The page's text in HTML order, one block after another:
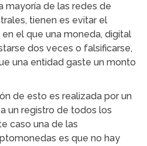
mayoría de las redes de
tienen es evitar el
el que una moneda, digital
dos veces o falsificarse,
una entidad gaste un monto
de esto es realizada por un
un registro de todos los
caso una de las
es que no hay